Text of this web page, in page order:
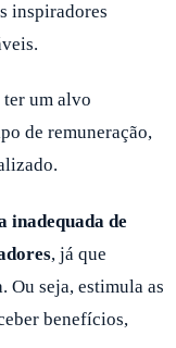
inspiradores
ter um alvo
de remuneração,
inadequada de
, já que
Ou seja, estimula as
benefícios,